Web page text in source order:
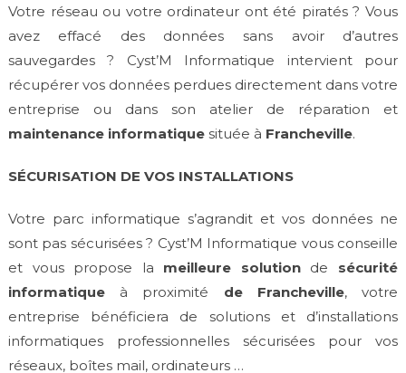
Votre réseau ou votre ordinateur ont été piratés ? Vous
avez effacé des données sans avoir d’autres
sauvegardes ? Cyst’M Informatique intervient pour
récupérer vos données perdues directement dans votre
entreprise ou dans son atelier de réparation et
maintenance informatique située à Francheville.
SÉCURISATION DE VOS INSTALLATIONS
Votre parc informatique s’agrandit et vos données ne
sont pas sécurisées ? Cyst’M Informatique vous conseille
et vous propose la meilleure solutionde sécurité
informatiqueà proximité de Francheville, votre
entreprise bénéficiera de solutions et d’installations
informatiques professionnelles sécurisées pour vos
réseaux, boîtes mail, ordinateurs …